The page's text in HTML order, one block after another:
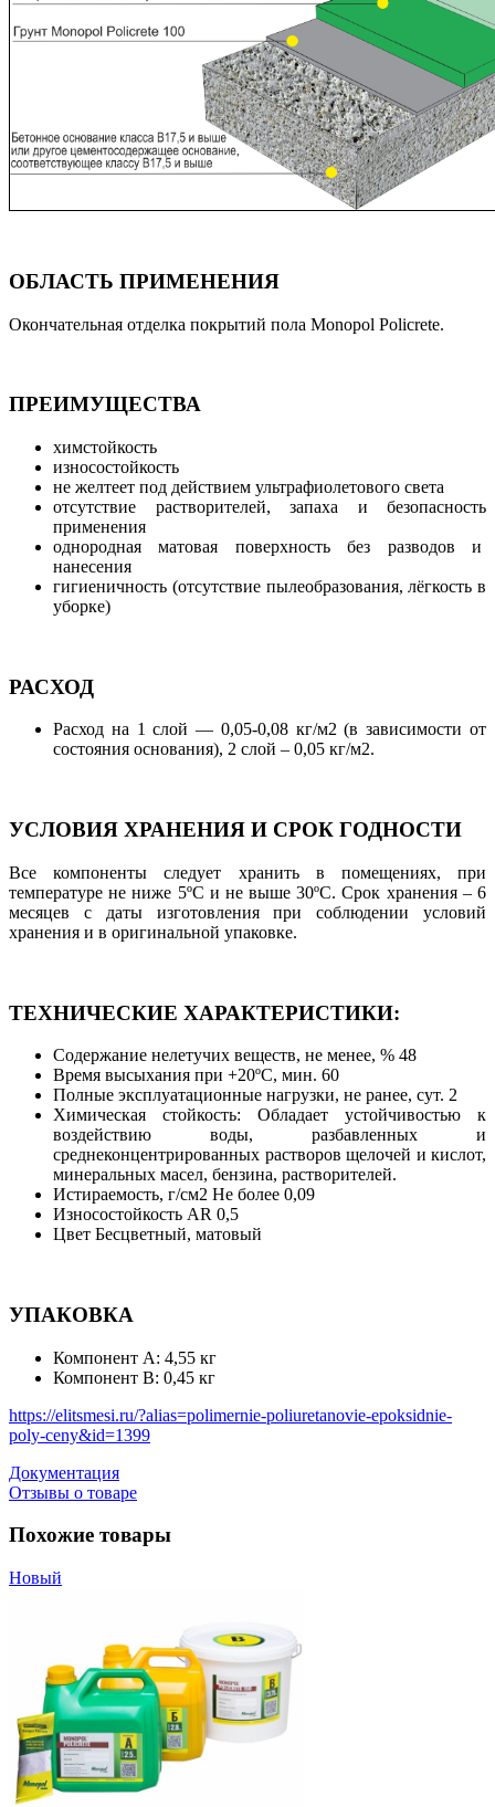
ОБЛАСТЬ ПРИМЕНЕНИЯ
Окончательная отделка покрытий пола Monopol Policrete.
ПРЕИМУЩЕСТВА
химстойкость
износостойкость
не желтеет под действием ультрафиолетового света
отсутствие растворителей, запаха и безопасность
применения
однородная матовая поверхность без разводов и
нанесения
гигиеничность (отсутствие пылеобразования, лёгкость в
уборке)
РАСХОД
Расход на 1 слой — 0,05-0,08 кг/м2 (в зависимости от
состояния основания), 2 слой – 0,05 кг/м2.
УСЛОВИЯ ХРАНЕНИЯ И СРОК ГОДНОСТИ
Все компоненты следует хранить в помещениях, при
температуре не ниже 5ºС и не выше 30ºС. Срок хранения – 6
месяцев с даты изготовления при соблюдении условий
хранения и в оригинальной упаковке.
ТЕХНИЧЕСКИЕ ХАРАКТЕРИСТИКИ:
Содержание нелетучих веществ, не менее, % 48
Время высыхания при +20ºС, мин. 60
Полные эксплуатационные нагрузки, не ранее, сут. 2
Химическая стойкость: Обладает устойчивостью к
воздействию воды, разбавленных и
среднеконцентрированных растворов щелочей и кислот,
минеральных масел, бензина, растворителей.
Истираемость, г/см2 Не более 0,09
Износостойкость AR 0,5
Цвет Бесцветный, матовый
УПАКОВКА
Компонент А: 4,55 кг
Компонент В: 0,45 кг
https://elitsmesi.ru/?alias=polimernie-poliuretanovie-epoksidnie-
poly-ceny&id=1399
Документация
Отзывы о товаре
Похожие товары
Новый